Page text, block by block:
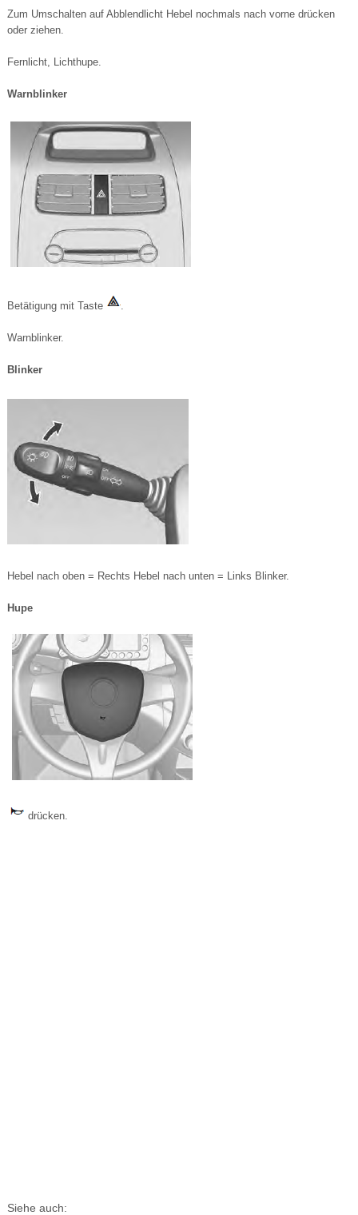
Zum Umschalten auf Abblendlicht Hebel nochmals nach vorne drücken
oder ziehen.
Fernlicht, Lichthupe.
Warnblinker
Betätigung mit Taste .
Warnblinker.
Blinker
Hebel nach oben = Rechts Hebel nach unten = Links Blinker.
Hupe
drücken.
Siehe auch: